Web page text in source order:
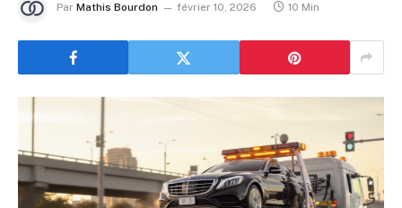
Par Mathis Bourdon février 10, 2026 10 Min